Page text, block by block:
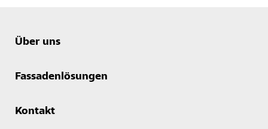
Über uns
Fassadenlösungen
Kontakt